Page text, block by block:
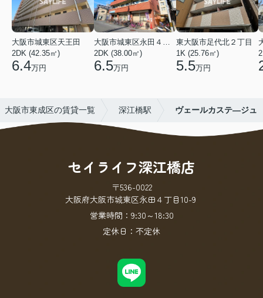
大阪市城東区天王田
2DK (42.35㎡)
6.4万円
2DK (38.00㎡)
6.5万円
東大阪市足代北２丁目
1K (25.76㎡)
5.5万円
大阪市東成区の賃貸一覧 深江橋駅 ヴェールカステ―ジュ
セイライフ深江橋店
〒536-0022
大阪府大阪市城東区永田４丁目10-9
営業時間： 9:30～18:30
定休日： 不定休